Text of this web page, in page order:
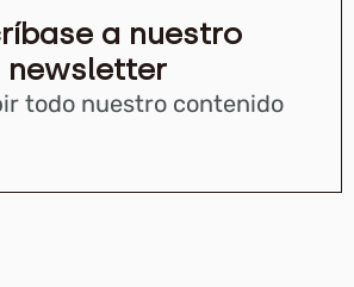
a nuestro
newsletter
todo nuestro contenido